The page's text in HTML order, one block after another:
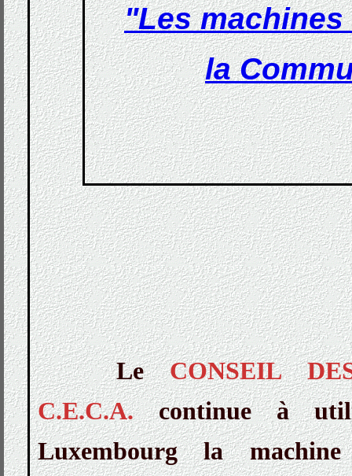
"Les
la
LeCONSEIL
C.E.C.A.continue à
Luxembourg la